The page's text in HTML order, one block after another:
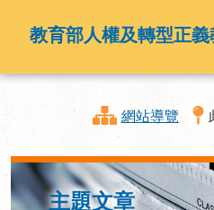
教育部人權及轉型正義
網站導覽
主題文章